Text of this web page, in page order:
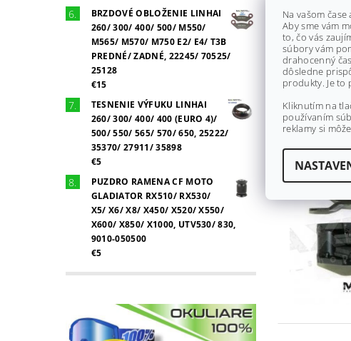
BRZDOVÉ OBLOŽENIE LINHAI
260/ 300/ 400/ 500/ M550/
M565/ M570/ M750 E2/ E4/ T3B
PREDNÉ/ ZADNÉ, 22245/ 70525/
25128
€15
TESNENIE VÝFUKU LINHAI
260/ 300/ 400/ 400 (EURO 4)/
500/ 550/ 565/ 570/ 650, 25222/
35370/ 27911/ 35898
€5
PUZDRO RAMENA CF MOTO
GLADIATOR RX510/ RX530/
X5/ X6/ X8/ X450/ X520/ X550/
X600/ X850/ X1000, UTV530/ 830,
9010-050500
€5
Na vašom
Aby sme vám
to, čo vás
súbory vám
drahocenný
dôsledne
produkty. Je to
Kliknutím na
používaním
reklamy si